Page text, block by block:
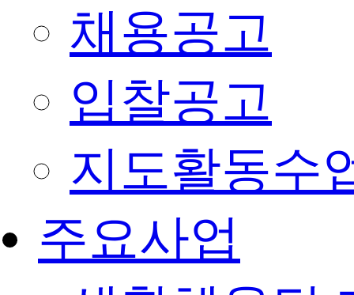
채용공고
입찰공고
지도활동수
주요사업